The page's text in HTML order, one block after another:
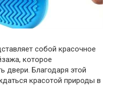
собой красочное
которое
двери. Благодаря этой
красотой природы в